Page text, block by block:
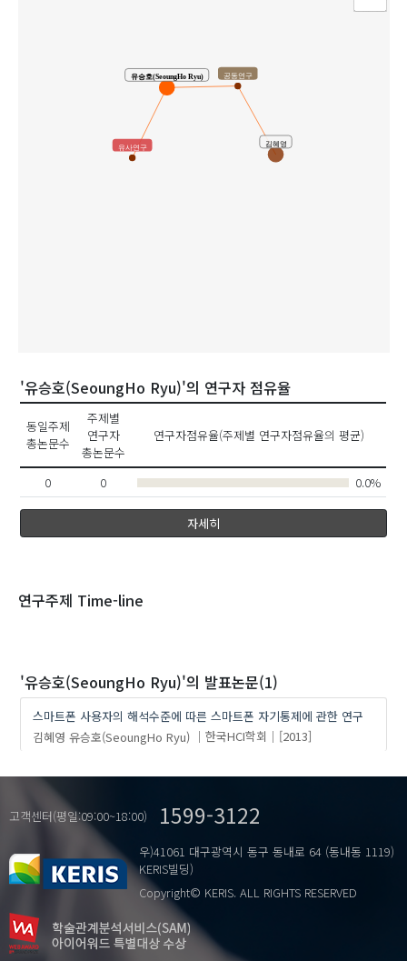
김혜영
유승호(SeoungHo Ryu) 공동연구
유사연구
'유승호(SeoungHo Ryu)'의 연구자 점유율
동일주제
총논문수
주제별
연구자
총논문수
연구자점유율(주제별 연구자점유율의 평균)
0 0 0.0%
자세히
연구주제 Time-line
'유승호(SeoungHo Ryu)'의 발표논문(1)
스마트폰 사용자의 해석수준에 따른 스마트폰 자기통제에 관한 연구
김혜영 유승호(SeoungHo Ryu) 한국HCI학회 [2013]
고객센터(평일:09:00~18:00) 1599-3122
우)41061 대구광역시 동구 동내로 64 (동내동 1119)
KERIS빌딩)
Copyright© KERIS. ALL RIGHTS RESERVED